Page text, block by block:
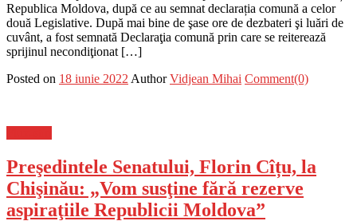
Republica Moldova, după ce au semnat declarația comună a celor
două Legislative. După mai bine de şase ore de dezbateri şi luări de
cuvânt, a fost semnată Declaraţia comună prin care se reiterează
sprijinul necondiţionat […]
Posted on 18 iunie 2022 Author Vidjean Mihai Comment(0)
Preşedintele Senatului, Florin Cîțu, la
Chişinău: „Vom susţine fără rezerve
aspiraţiile Republicii Moldova”